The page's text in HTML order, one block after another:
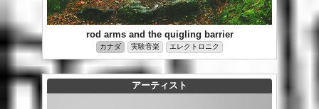
rod arms and the quigling barrier
カナダ 実験音楽 エレクトロニク
アーティスト